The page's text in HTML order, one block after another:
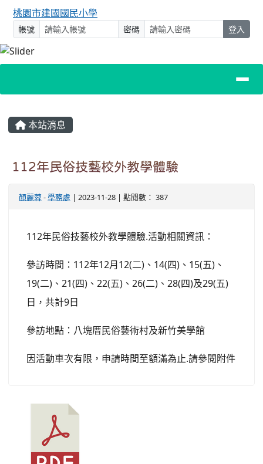
桃園市建國國民小學
帳號 密碼 登入
主內容區域
本站消息
112年民俗技藝校外教學體驗
顏麗蓉-學務處 | 2023-11-28 | 點閱數： 387
112年民俗技藝校外教學體驗.活動相關資訊：
參訪時間：112年12月12(二)、14(四)、15(五)、
19(二)、21(四)、22(五)、26(二)、28(四)及29(五)
日，共計9日
參訪地點：八塊厝民俗藝術村及新竹美學館
因活動車次有限，申請時間至額滿為止.請參閱附件